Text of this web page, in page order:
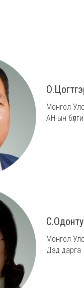
Монгол
АН-ын
Монгол
Дэд дарга